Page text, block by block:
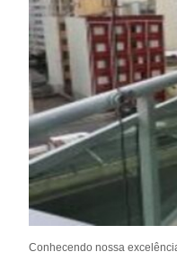
Conhecendo nossa